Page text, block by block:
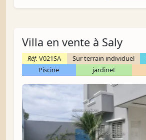
Villa en vente à Saly
Réf. V021SA Sur terrain individuel
Piscine
jardinet